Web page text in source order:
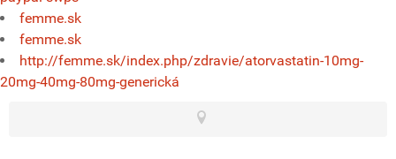
femme.sk
femme.sk
http://femme.sk/index.php/zdravie/atorvastatin-10mg-
20mg-40mg-80mg-generická